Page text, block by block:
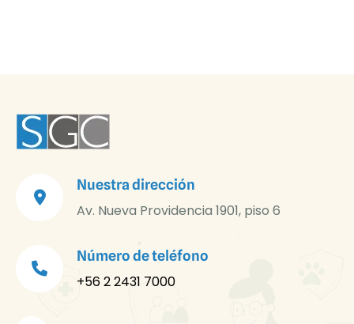
Nuestra dirección
Av. Nueva Providencia 1901, piso 6
Número de teléfono
+56 2 2431 7000